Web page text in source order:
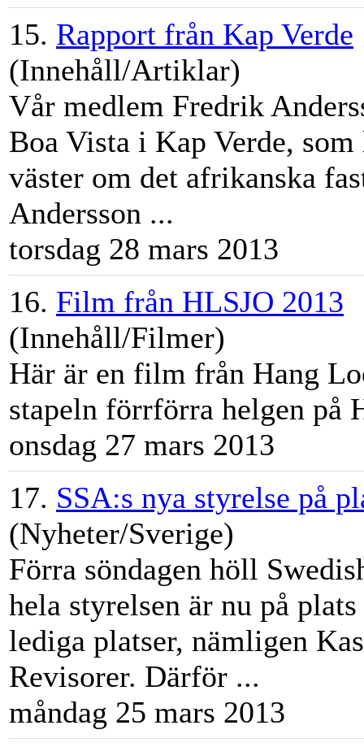
15. Rapport från Kap Verde
(Innehåll/Artiklar)
Vår medlem Fredrik
Boa Vista i Kap Verde,
väster om det afrikanska
Andersson ...
torsdag 28 mars 2013
16. Film från HLSJO 2013
(Innehåll/Filmer)
Här är en film från Hang
stapeln förrförra helgen på
onsdag 27 mars 2013
17. SSA:s nya styrelse på
(Nyheter/Sverige)
Förra söndagen höll
hela styrelsen är nu på
lediga platser, nämligen
Revisorer. Därför ...
måndag 25 mars 2013